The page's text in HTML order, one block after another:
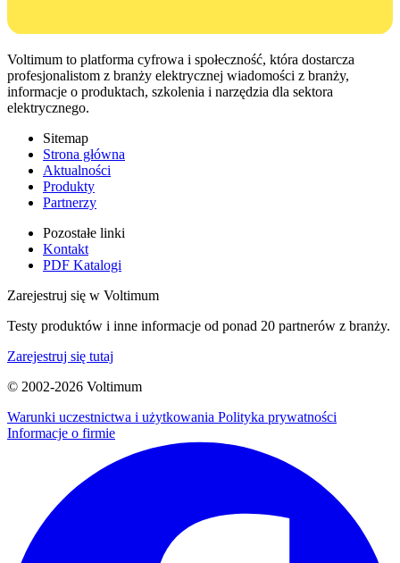
Voltimum to platforma cyfrowa i społeczność, która dostarcza
profesjonalistom z branży elektrycznej wiadomości z branży,
informacje o produktach, szkolenia i narzędzia dla sektora
elektrycznego.
Sitemap
Strona główna
Aktualności
Produkty
Partnerzy
Pozostałe linki
Kontakt
PDF Katalogi
Zarejestruj się w Voltimum
Testy produktów i inne informacje od ponad 20 partnerów z branży.
Zarejestruj się tutaj
© 2002-2026 Voltimum
Warunki uczestnictwa i użytkowania Polityka prywatności
Informacje o firmie